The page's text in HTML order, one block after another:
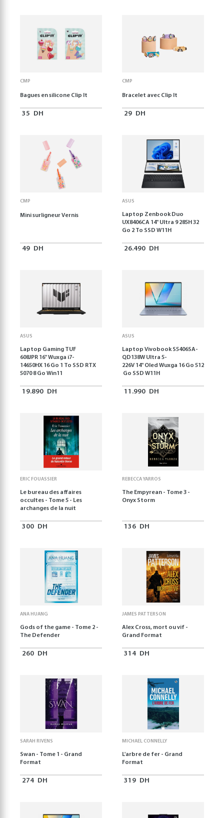
CMP
Bagues en silicone Clip It
35 DH
CMP
Bracelet avec Clip It
29 DH
CMP
Mini surligneur Vernis
49 DH
ASUS
Laptop Zenbook Duo
UX8406CA 14'' Ultra 9 285H 32
Go 2 To SSD W11H
26.490 DH
ASUS
Laptop Gaming TUF
608JPR 16'' Wuxga i7-
14650HX 16 Go 1 To SSD RTX
5070 8 Go Win11
19.890 DH
ASUS
Laptop Vivobook S5406SA-
QD138W Ultra 5-
226V 14" Oled Wuxga 16 Go 512
Go SSD W11H
11.990 DH
ERIC FOUASSIER
Le bureau des affaires
occultes - Tome 5 - Les
archanges de la nuit
300 DH
REBECCA YARROS
The Empyrean - Tome 3 -
Onyx Storm
136 DH
ANA HUANG
Gods of the game - Tome 2 -
The Defender
260 DH
JAMES PATTERSON
Alex Cross, mort ou vif -
Grand Format
314 DH
SARAH RIVENS
Swan - Tome 1 - Grand
Format
274 DH
MICHAEL CONNELLY
L'arbre de fer - Grand
Format
319 DH